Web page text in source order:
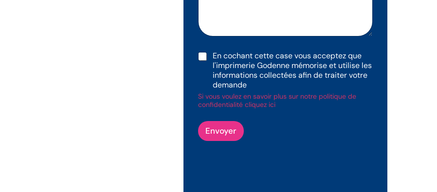
R
En cochant cette case vous acceptez que
l'imprimerie Godenne mémorise et utilise les
informations collectées afin de traiter votre
demande
Si vous voulez en savoir plus sur notre politique de
confidentialité cliquez ici
Envoyer